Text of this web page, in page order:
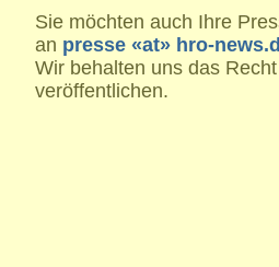
Sie möchten auch Ihre
an presse «at» hro-
Wir behalten uns das
veröffentlichen.